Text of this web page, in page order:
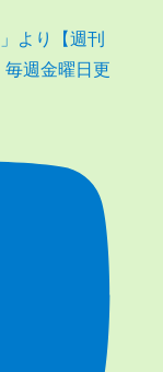
より【週刊
週金曜日更